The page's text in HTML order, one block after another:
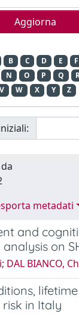
B C D E F
N O P Q
V
W X Y Z
metadati
and
on
DAL BIANCO,
in Italy